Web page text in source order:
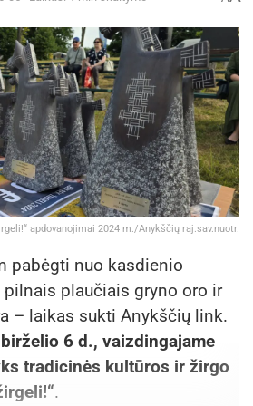
apdovanojimai 2024 m./Anykščių raj.sav.nuotr.
pabėgti nuo kasdienio
plaučiais gryno oro ir
– laikas sukti Anykščių link.
6 d., vaizdingajame
tradicinės kultūros ir žirgo
.